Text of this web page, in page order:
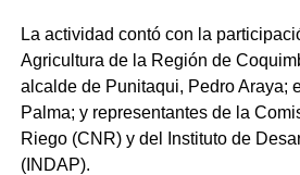
La actividad contó con la
Agricultura de la Región de
alcalde de Punitaqui, Pedro Araya;
Palma; y representantes de la
Riego (CNR) y del Instituto de
(INDAP).